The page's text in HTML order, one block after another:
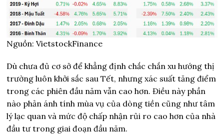
Nguồn: VietstockFinance
Dù chưa đủ cơ sở để khẳng định chắc chắn xu hướng thị
trường luôn khởi sắc sau Tết, nhưng xác suất tăng điểm
trong các phiên đầu năm vẫn cao hơn. Điều này phần
nào phản ánh tính mùa vụ của dòng tiền cũng như tâm
lý lạc quan và mức độ chấp nhận rủi ro cao hơn của nhà
đầu tư trong giai đoạn đầu năm.